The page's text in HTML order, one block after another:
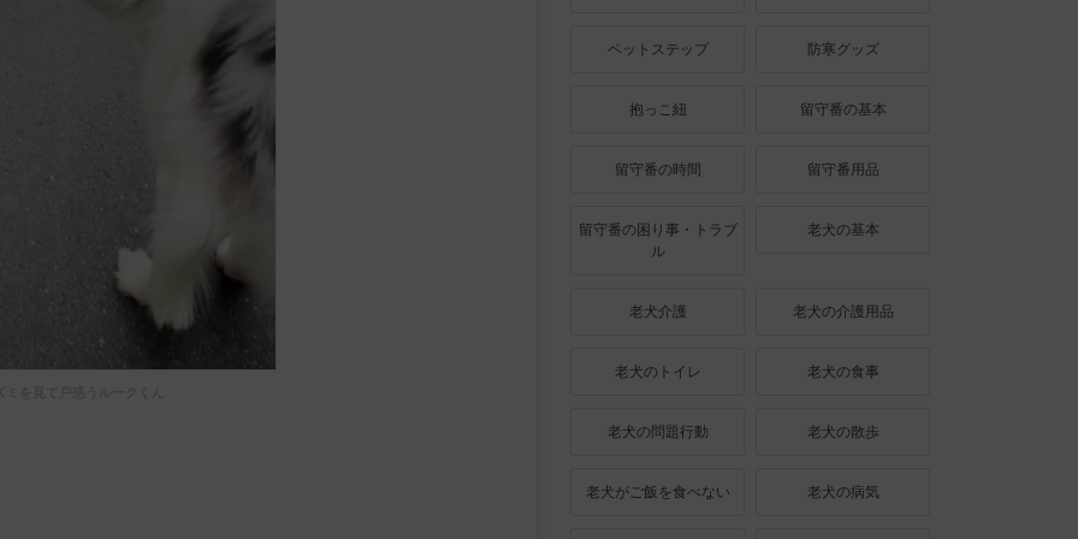
ミを見て戸惑うルークくん
ペットステップ 防寒グッズ
抱っこ紐 留守番の基本
留守番の時間 留守番用品
留守番の困り事・トラブ
ル
老犬の基本
老犬介護 老犬の介護用品
老犬のトイレ 老犬の食事
老犬の問題行動 老犬の散歩
老犬がご飯を食べない 老犬の病気